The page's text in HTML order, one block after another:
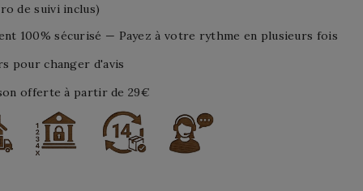
de suivi inclus)
100% sécurisé — Payez à votre rythme en plusieurs fois
pour changer d'avis
offerte à partir de 29€